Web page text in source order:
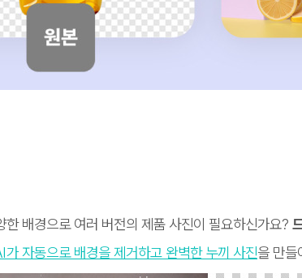
배경으로 여러 버전의 제품 사진이 필요하신가요?
가 자동으로 배경을 제거하고 완벽한 누끼 사진을 만들